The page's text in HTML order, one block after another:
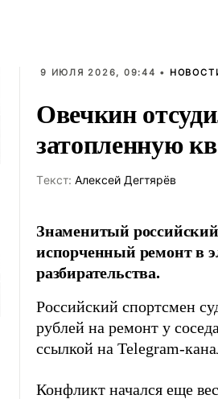
9 ИЮЛЯ 2026, 09:44 •
Овечкин
затопленную
Tекст: Алексей Дегтярёв
Знаменитый
испорченный ремонт в
разбирательства.
Российский спортсмен
рублей на ремонт у
ссылкой на Telegram-
Конфликт начался еще